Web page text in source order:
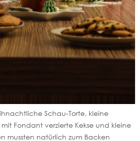
Schau-Torte, kleine
Fondant verzierte Kekse und kleine
mussten natürlich zum Backen